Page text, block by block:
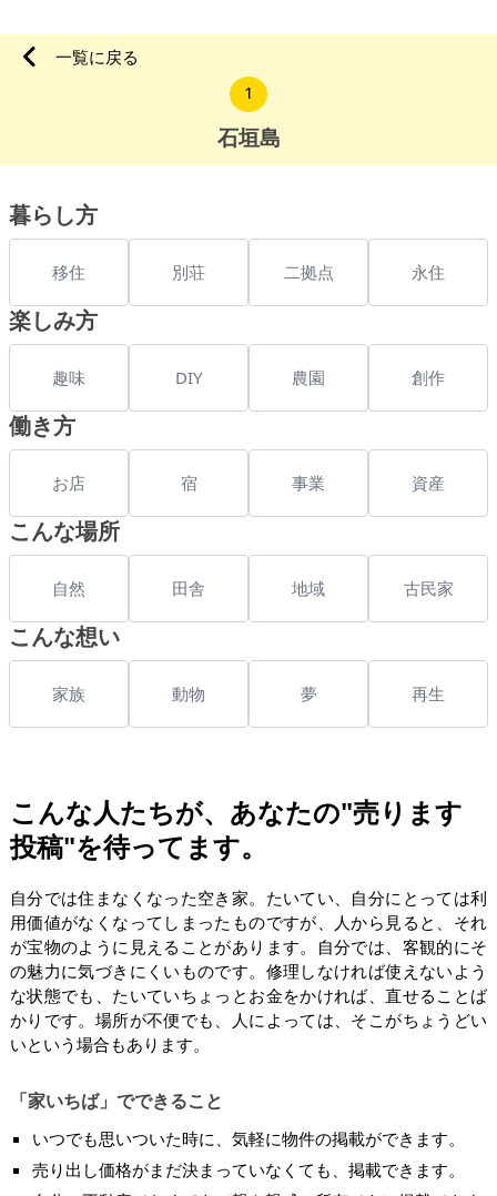
一覧に戻る
1
石垣島
暮らし方
移住 別荘 二拠点 永住
楽しみ方
趣味 DIY 農園 創作
働き方
お店 宿 事業 資産
こんな場所
自然 田舎 地域 古民家
こんな想い
家族 動物 夢 再生
こんな人たちが、あなたの"売ります
投稿"を待ってます。
自分では住まなくなった空き家。たいてい、自分にとっては利
用価値がなくなってしまったものですが、人から見ると、それ
が宝物のように見えることがあります。自分では、客観的にそ
の魅力に気づきにくいものです。修理しなければ使えないよう
な状態でも、たいていちょっとお金をかければ、直せることば
かりです。場所が不便でも、人によっては、そこがちょうどい
いという場合もあります。
「家いちば」でできること
いつでも思いついた時に、気軽に物件の掲載ができます。
売り出し価格がまだ決まっていなくても、掲載できます。